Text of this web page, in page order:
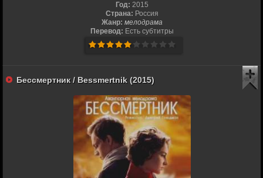
Год: 2015
Страна: Россия
Жанр: мелодрама
Перевод: Есть субтитры
Бессмертник / Bessmertnik (2015)